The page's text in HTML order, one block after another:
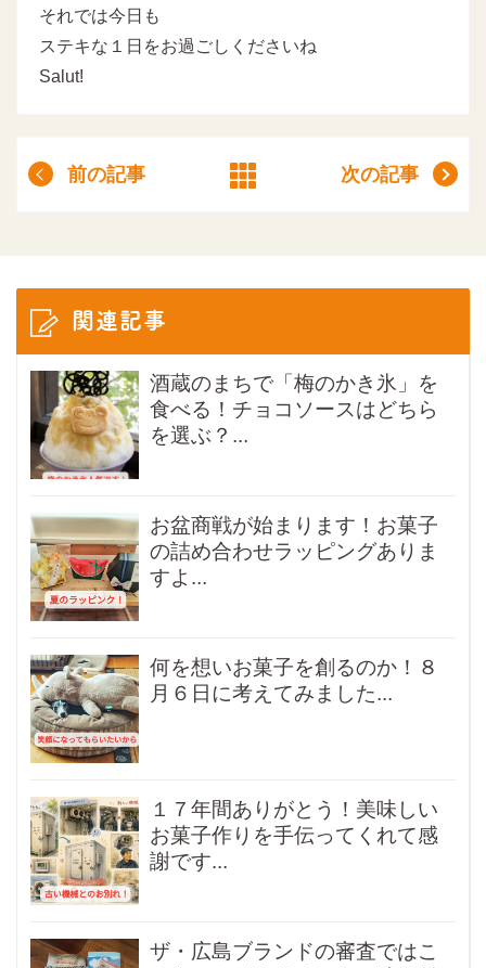
それでは今日も
ステキな１日をお過ごしくださいね
Salut!
前の記事 次の記事
関連記事
酒蔵のまちで「梅のかき氷」を
食べる！チョコソースはどちら
を選ぶ？...
お盆商戦が始まります！お菓子
の詰め合わせラッピングありま
すよ...
何を想いお菓子を創るのか！８
月６日に考えてみました...
１７年間ありがとう！美味しい
お菓子作りを手伝ってくれて感
謝です...
ザ・広島ブランドの審査ではこ